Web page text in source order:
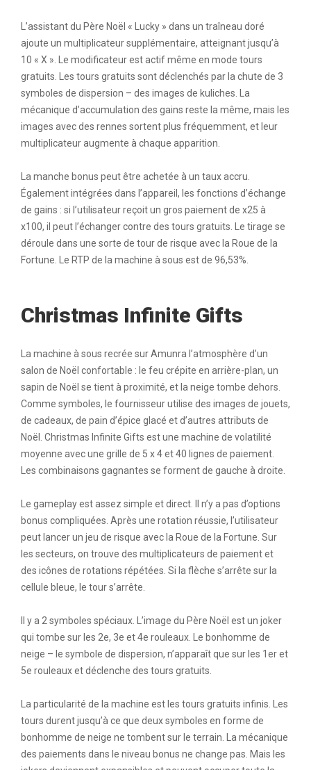
L’assistant du Père Noël « Lucky » dans un traîneau doré
ajoute un multiplicateur supplémentaire, atteignant jusqu’à
10 « X ». Le modificateur est actif même en mode tours
gratuits. Les tours gratuits sont déclenchés par la chute de 3
symboles de dispersion – des images de kuliches. La
mécanique d’accumulation des gains reste la même, mais les
images avec des rennes sortent plus fréquemment, et leur
multiplicateur augmente à chaque apparition.
La manche bonus peut être achetée à un taux accru.
Également intégrées dans l’appareil, les fonctions d’échange
de gains : si l’utilisateur reçoit un gros paiement de x25 à
x100, il peut l’échanger contre des tours gratuits. Le tirage se
déroule dans une sorte de tour de risque avec la Roue de la
Fortune. Le RTP de la machine à sous est de 96,53%.
Christmas Infinite Gifts
La machine à sous recrée surAmunra l’atmosphère d’un
salon de Noël confortable : le feu crépite en arrière-plan, un
sapin de Noël se tient à proximité, et la neige tombe dehors.
Comme symboles, le fournisseur utilise des images de jouets,
de cadeaux, de pain d’épice glacé et d’autres attributs de
Noël. Christmas Infinite Gifts est une machine de volatilité
moyenne avec une grille de 5 x 4 et 40 lignes de paiement.
Les combinaisons gagnantes se forment de gauche à droite.
Le gameplay est assez simple et direct. Il n’y a pas d’options
bonus compliquées. Après une rotation réussie, l’utilisateur
peut lancer un jeu de risque avec la Roue de la Fortune. Sur
les secteurs, on trouve des multiplicateurs de paiement et
des icônes de rotations répétées. Si la flèche s’arrête sur la
cellule bleue, le tour s’arrête.
Il y a 2 symboles spéciaux. L’image du Père Noël est un joker
qui tombe sur les 2e, 3e et 4e rouleaux. Le bonhomme de
neige – le symbole de dispersion, n’apparaît que sur les 1er et
5e rouleaux et déclenche des tours gratuits.
La particularité de la machine est les tours gratuits infinis. Les
tours durent jusqu’à ce que deux symboles en forme de
bonhomme de neige ne tombent sur le terrain. La mécanique
des paiements dans le niveau bonus ne change pas. Mais les